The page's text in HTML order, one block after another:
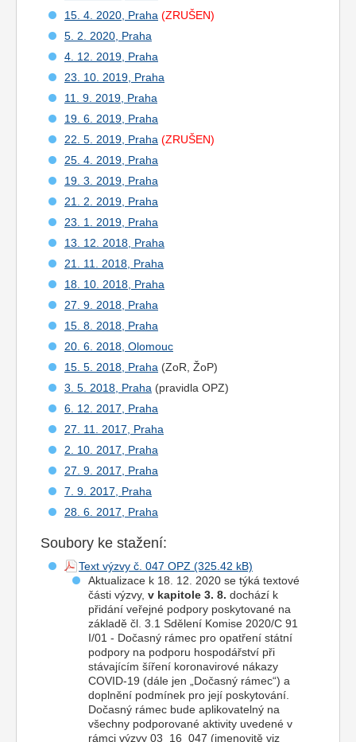
15. 4. 2020, Praha (ZRUŠEN)
5. 2. 2020, Praha
4. 12. 2019, Praha
23. 10. 2019, Praha
11. 9. 2019, Praha
19. 6. 2019, Praha
22. 5. 2019, Praha (ZRUŠEN)
25. 4. 2019, Praha
19. 3. 2019, Praha
21. 2. 2019, Praha
23. 1. 2019, Praha
13. 12. 2018, Praha
21. 11. 2018, Praha
18. 10. 2018, Praha
27. 9. 2018, Praha
15. 8. 2018, Praha
20. 6. 2018, Olomouc
15. 5. 2018, Praha (ZoR, ŽoP)
3. 5. 2018, Praha (pravidla OPZ)
6. 12. 2017, Praha
27. 11. 2017, Praha
2. 10. 2017, Praha
27. 9. 2017, Praha
7. 9. 2017, Praha
28. 6. 2017, Praha
Soubory ke stažení:
Text výzvy č. 047 OPZ
Aktualizace k 18. 12. 2020 se týká textové
části výzvy, v kapitole 3. 8. dochází k
přidání veřejné podpory poskytované na
základě čl. 3.1 Sdělení Komise 2020/C 91
I/01 - Dočasný rámec pro opatření státní
podpory na podporu hospodářství při
stávajícím šíření koronavirové nákazy
COVID-19 (dále jen „Dočasný rámec“) a
doplnění podmínek pro její poskytování.
Dočasný rámec bude aplikovatelný na
všechny podporované aktivity uvedené v
rámci výzvy 03_16_047 (jmenovitě viz